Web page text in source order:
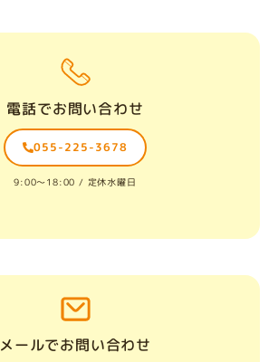
電話でお問い合わせ
055-225-3678
9:00〜18:00 / 定休水曜日
メールでお問い合わせ